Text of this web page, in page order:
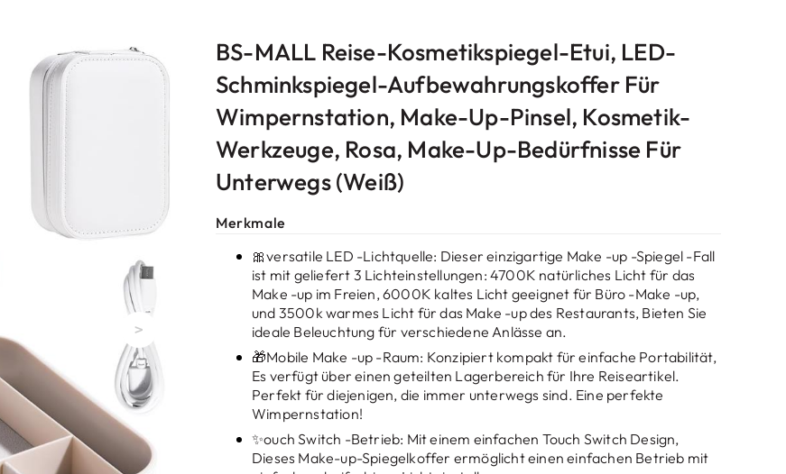
>
BS-MALL Reise-Kosmetikspiegel-Etui, LED-
Schminkspiegel-Aufbewahrungskoffer Für
Wimpernstation, Make-Up-Pinsel, Kosmetik-
Werkzeuge, Rosa, Make-Up-Bedürfnisse Für
Unterwegs (Weiß)
Merkmale
🎀versatile LED -Lichtquelle: Dieser einzigartige Make -up -Spiegel -Fall
ist mit geliefert 3 Lichteinstellungen: 4700K natürliches Licht für das
Make -up im Freien, 6000K kaltes Licht geeignet für Büro -Make -up,
und 3500k warmes Licht für das Make -up des Restaurants, Bieten Sie
ideale Beleuchtung für verschiedene Anlässe an.
🎁Mobile Make -up -Raum: Konzipiert kompakt für einfache Portabilität,
Es verfügt über einen geteilten Lagerbereich für Ihre Reiseartikel.
Perfekt für diejenigen, die immer unterwegs sind. Eine perfekte
Wimpernstation!
✨ouch Switch -Betrieb: Mit einem einfachen Touch Switch Design,
Dieses Make-up-Spiegelkoffer ermöglicht einen einfachen Betrieb mit